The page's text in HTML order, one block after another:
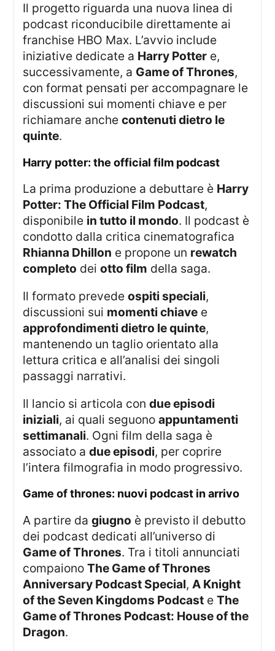
Il progetto riguarda una nuova linea di
podcast riconducibile direttamente ai
franchise HBO Max. L’avvio include
iniziative dedicate a Harry Potter e,
successivamente, a Game of Thrones,
con format pensati per accompagnare le
discussioni sui momenti chiave e per
richiamare anchecontenuti dietro le
quinte.
harry potter: the official film podcast
La prima produzione a debuttare è Harry
Potter: The Official Film Podcast,
disponibile in tutto il mondo. Il podcast è
condotto dalla critica cinematografica
Rhianna Dhillon e propone un rewatch
completo deiotto film della saga.
Il formato prevedeospiti speciali,
discussioni sui momenti chiave e
approfondimenti dietro le quinte,
mantenendo un taglio orientato alla
lettura critica e all’analisi dei singoli
passaggi narrativi.
Il lancio si articola condue episodi
iniziali, ai quali seguonoappuntamenti
settimanali. Ogni film della saga è
associato adue episodi, per coprire
l’intera filmografia in modo progressivo.
game of thrones: nuovi podcast in arrivo
A partire dagiugno è previsto il debutto
dei podcast dedicati all’universo di
Game of Thrones. Tra i titoli annunciati
compaionoThe Game of Thrones
Anniversary Podcast Special, A Knight
of the Seven Kingdoms Podcast eThe
Game of Thrones Podcast: House of the
Dragon.